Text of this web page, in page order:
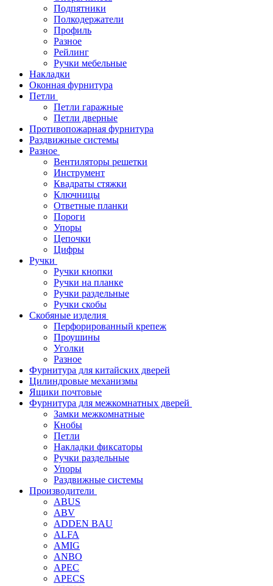
Подпятники
Полкодержатели
Профиль
Разное
Рейлинг
Ручки мебельные
Накладки
Оконная фурнитура
Петли
Петли гаражные
Петли дверные
Противопожарная фурнитура
Раздвижные системы
Разное
Вентиляторы решетки
Инструмент
Квадраты стяжки
Ключницы
Ответные планки
Пороги
Упоры
Цепочки
Цифры
Ручки
Ручки кнопки
Ручки на планке
Ручки раздельные
Ручки скобы
Скобяные изделия
Перфорированный крепеж
Проушины
Уголки
Разное
Фурнитура для китайских дверей
Цилиндровые механизмы
Ящики почтовые
Фурнитура для межкомнатных дверей
Замки межкомнатные
Кнобы
Петли
Накладки фиксаторы
Ручки раздельные
Упоры
Раздвижные системы
Производители
ABUS
ABV
ADDEN BAU
ALFA
AMIG
ANBO
APEC
APECS